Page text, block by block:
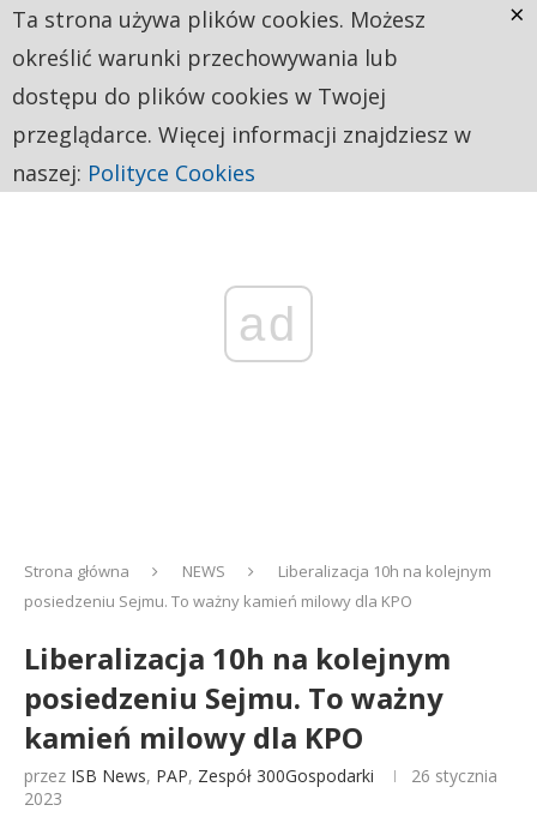
ad
Strona główna NEWS
Liberalizacja 10h na kolejnym
posiedzeniu Sejmu. To ważny kamień milowy dla KPO
Liberalizacja 10h na kolejnym
posiedzeniu Sejmu. To ważny
kamień milowy dla KPO
przez ISB News, PAP, Zespół 300Gospodarki
26 stycznia
2023
Ta strona używa plików cookies. Możesz
określić warunki przechowywania lub
dostępu do plików cookies w Twojej
przeglądarce. Więcej informacji znajdziesz w
naszej: Polityce Cookies
×